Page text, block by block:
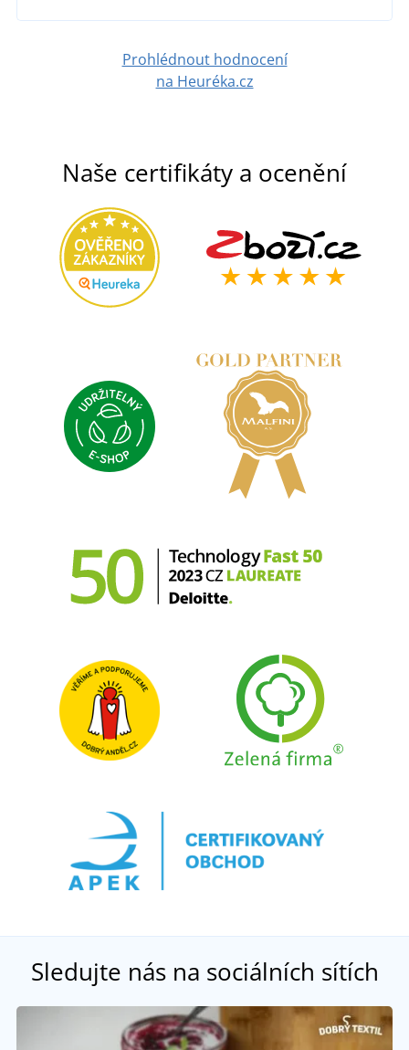
Prohlédnout hodnocení
na Heuréka.cz
Naše certifikáty a ocenění
Sledujte nás na sociálních sítích